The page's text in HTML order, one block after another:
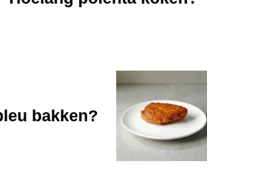
bakken?